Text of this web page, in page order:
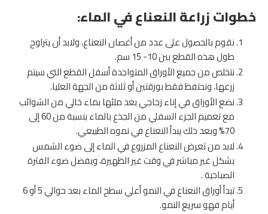
خطوات زراعة النعناع في الماء:
نقوم بالحصول على عدد من أغصان النعناع، ولابد أن يتراوح
طول هذه القطع بين 10- 15 سم.
نتخلص من جميع الأوراق المتواجدة أسفل القطع التي سيتم
زرعها، ونحتفظ فقط بورقتين أو ثلاثة من الجهة العليا.
نضع الأوراق في إناء زجاجي بعد ملئها بماء خالي من الشوائب
مع تعميم الجزء السفلي من الجذع بالماء بنسبة من 60 إلى
70% وبعد ذلك يبدأ النعناع في نموه الطبيعي.
لابد من تعرض النعناع المزروع في الماء إلى ضوء الشمس
بشكل غير مباشر في وقت غير الظهيرة، ويفضل ضوء الفترة
الصباحية .
تبدأ أوراق النعناع في النمو أعلي سطح الماء بعد حوالي 5 أو 6
أيام فهو سريع النمو.